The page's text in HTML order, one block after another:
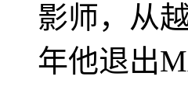
影师，从
年他退出